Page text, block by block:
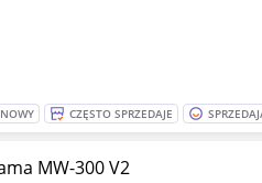
CZĘSTO SPRZEDAJE
MW-300 V2